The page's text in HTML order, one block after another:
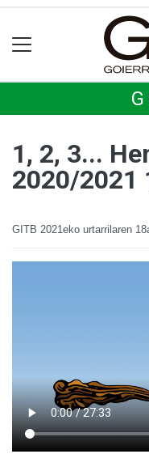
1, 2, 3...
2020/2021
GITB 2021eko urtarrilaren